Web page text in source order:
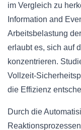
im Vergleich zu
Information and
Arbeitsbelastung
erlaubt es, sich auf
konzentrieren.
Vollzeit-
die Effizienz
Durch die